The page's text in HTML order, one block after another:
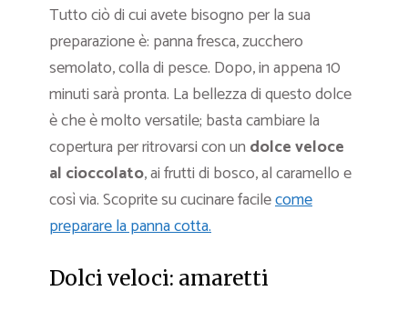
Tutto ciò di cui avete bisogno per la sua
preparazione è: panna fresca, zucchero
semolato, colla di pesce. Dopo, in appena 10
minuti sarà pronta. La bellezza di questo dolce
è che è molto versatile; basta cambiare la
copertura per ritrovarsi con un dolce veloce
al cioccolato, ai frutti di bosco, al caramello e
così via. Scoprite su cucinare facilecome
preparare la panna cotta.
Dolci veloci: amaretti